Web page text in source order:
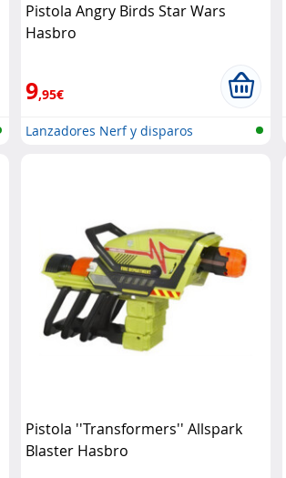
Pistola Angry Birds Star Wars
Hasbro
9,95€
Lanzadores Nerf y disparos
Pistola ''Transformers'' Allspark
Blaster Hasbro